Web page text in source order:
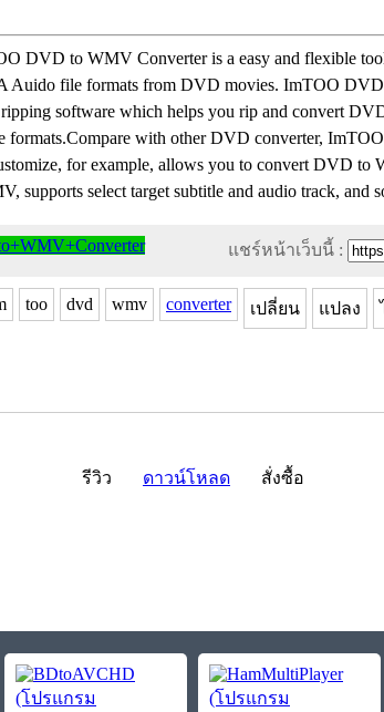
DVD to WMV Converter is a easy and flexible
Auido file formats from DVD movies. ImTOO
software which helps you rip and convert
formats.Compare with other DVD converter,
for example, allows you to convert DVD to
supports select target subtitle and audio track, and
แชร์หน้าเว็บนี้ :
too dvd wmv converter เปลี่ยน แปลง
รีวิว ดาวน์โหลด สั่งซื้อ